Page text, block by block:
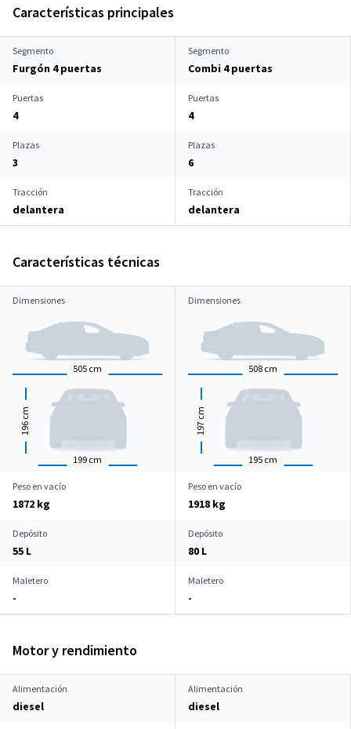
Características principales
Segmento
Furgón 4 puertas
Segmento
Combi 4 puertas
Puertas
4
Puertas
4
Plazas
3
Plazas
6
Tracción
delantera
Tracción
delantera
Características técnicas
Dimensiones
505 cm
199 cm
196
cm
Dimensiones
508 cm
195 cm
197
cm
Peso en vacío
1872 kg
Peso en vacío
1918 kg
Depósito
55 L
Depósito
80 L
Maletero
-
Maletero
-
Motor y rendimiento
Alimentación
diesel
Alimentación
diesel